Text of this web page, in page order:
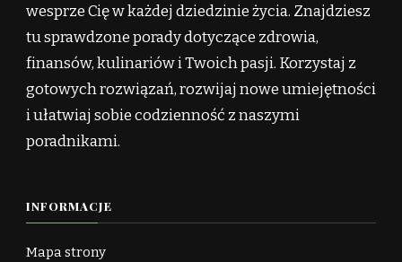
wesprze Cię w każdej dziedzinie życia. Znajdziesz
tu sprawdzone porady dotyczące zdrowia,
finansów, kulinariów i Twoich pasji. Korzystaj z
gotowych rozwiązań, rozwijaj nowe umiejętności
i ułatwiaj sobie codzienność z naszymi
poradnikami.
INFORMACJE
Mapa strony